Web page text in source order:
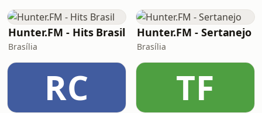
Hunter.FM - Hits Brasil
Brasília
Hunter.FM - Sertanejo
Brasília
RC TF